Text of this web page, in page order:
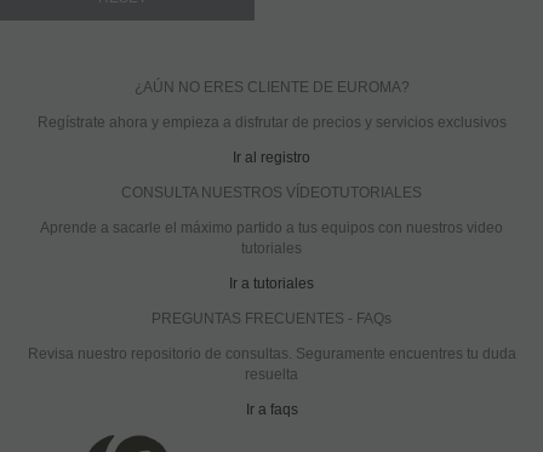
¿AÚN NO ERES CLIENTE DE EUROMA?
Regístrate ahora y empieza a disfrutar de precios y servicios exclusivos
Ir al registro
CONSULTA NUESTROS VÍDEOTUTORIALES
Aprende a sacarle el máximo partido a tus equipos con nuestros video
tutoriales
Ir a tutoriales
PREGUNTAS FRECUENTES - FAQs
Revisa nuestro repositorio de consultas. Seguramente encuentres tu duda
resuelta
Ir a faqs